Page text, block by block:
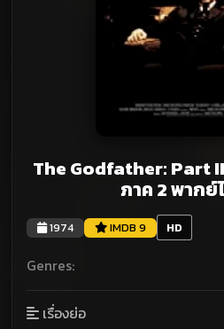
The Godfather: Part
ภาค 2 พากย์
1974 IMDB 9 HD
Genres:
เรื่องย่อ